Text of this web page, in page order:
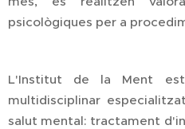
psicològiques per a
L'Institut de la Ment
multidisciplinar
salut mental: tractament